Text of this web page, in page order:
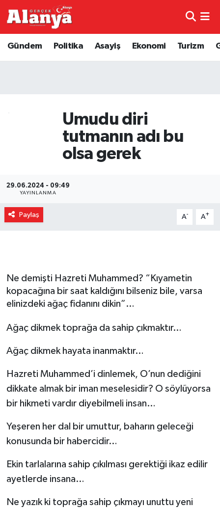
Gündem Politika Asayiş Ekonomi Turizm
Umudu diri
tutmanın adı bu
olsa gerek
29.06.2024 - 09:49
YAYINLANMA
Paylaş A- A+
Ne demişti Hazreti Muhammed? “Kıyametin
kopacağına bir saat kaldığını bilseniz bile, varsa
elinizdeki ağaç fidanını dikin”…
Ağaç dikmek toprağa da sahip çıkmaktır…
Ağaç dikmek hayata inanmaktır…
Hazreti Muhammed’i dinlemek, O’nun dediğini
dikkate almak bir iman meselesidir? O söylüyorsa
bir hikmeti vardır diyebilmeli insan…
Yeşeren her dal bir umuttur, baharın geleceği
konusunda bir habercidir…
Ekin tarlalarına sahip çıkılması gerektiği ikaz edilir
ayetlerde insana…
Ne yazık ki toprağa sahip çıkmayı unuttu yeni
Genel
Bilim ve Teknoloji
Dünya
Ekonomi
Gündem
Trafik Durumu
Tüm Manşetler
Son Dakika Haberleri